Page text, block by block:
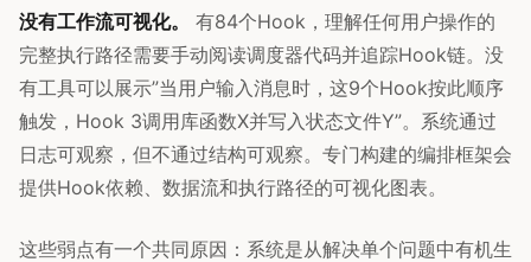
没有工作流可视化。
有84个Hook，理解任何用户操作的
完整执行路径需要手动阅读调度器代码并追踪Hook链。没
有工具可以展示”当用户输入消息时，这9个Hook按此顺序
触发，Hook 3调用库函数X并写入状态文件Y”。系统通过
日志可观察，但不通过结构可观察。专门构建的编排框架会
提供Hook依赖、数据流和执行路径的可视化图表。
这些弱点有一个共同原因：系统是从解决单个问题中有机生